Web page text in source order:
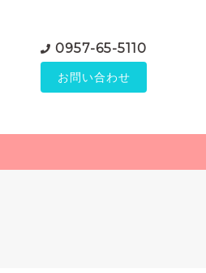
0957-65-5110
お問い合わせ